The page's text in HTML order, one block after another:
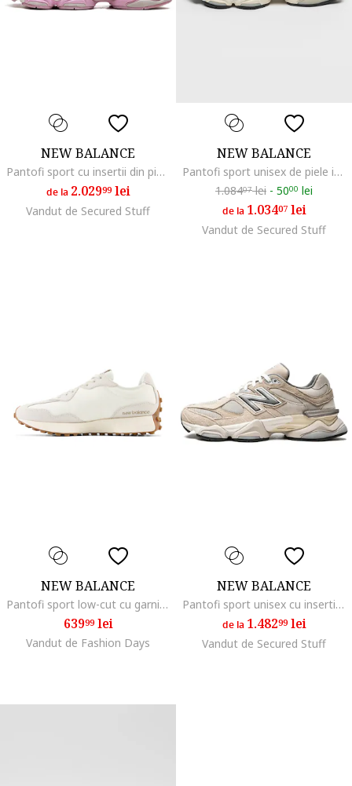
NEW BALANCE
Pantofi sport cu insertii din piele intoarsa 9060, Roz
de la 2.02999lei
Vandut de Secured Stuff
NEW BALANCE
Pantofi sport unisex de piele intoarsa cu garnituri de material textil 9060, Alb/Gri cenusiu/Gri inchis
1.08407lei - 5000 lei
de la 1.03407lei
Vandut de Secured Stuff
NEW BALANCE
Pantofi sport low-cut cu garnituri din piele intoarsa, Alb fildes/Bej
63999lei
Vandut de Fashion Days
NEW BALANCE
Pantofi sport unisex cu insertii din piele intoarsa si plasa 9060
de la 1.48299lei
Vandut de Secured Stuff